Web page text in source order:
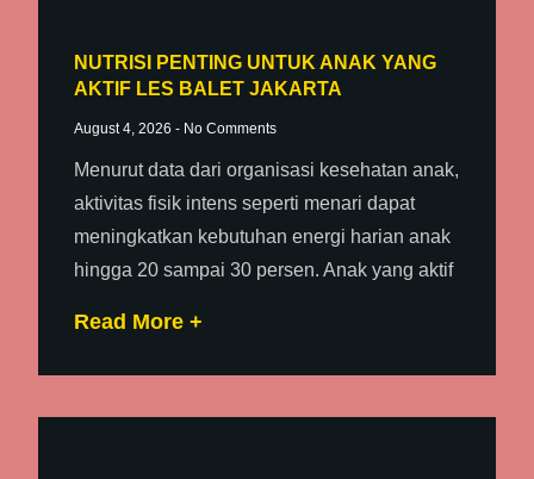
NUTRISI PENTING UNTUK ANAK YANG
AKTIF LES BALET JAKARTA
August 4, 2026 No Comments
Menurut data dari organisasi kesehatan anak,
aktivitas fisik intens seperti menari dapat
meningkatkan kebutuhan energi harian anak
hingga 20 sampai 30 persen. Anak yang aktif
Read More +